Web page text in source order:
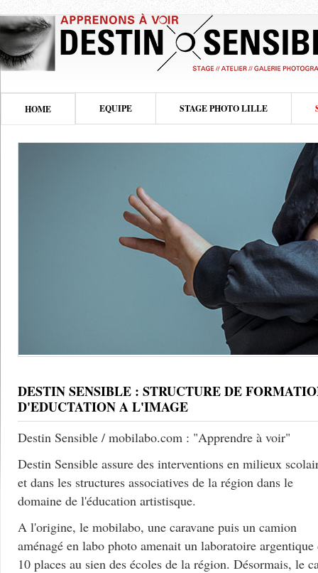
HOME EQUIPE STAGE PHOTO LILLE
DESTIN SENSIBLE : STRUCTURE DE
D'EDUCTATION A L'IMAGE
Destin Sensible / mobilabo.com : "Apprendre à voir"
Destin Sensible assure des interventions en milieux
et dans les structures associatives de la région dans le
domaine de l'éducation artistisque.
A l'origine, le mobilabo, une caravane puis un camion
aménagé en labo photo amenait un laboratoire argentique
10 places au sien des écoles de la région. Désormais, le